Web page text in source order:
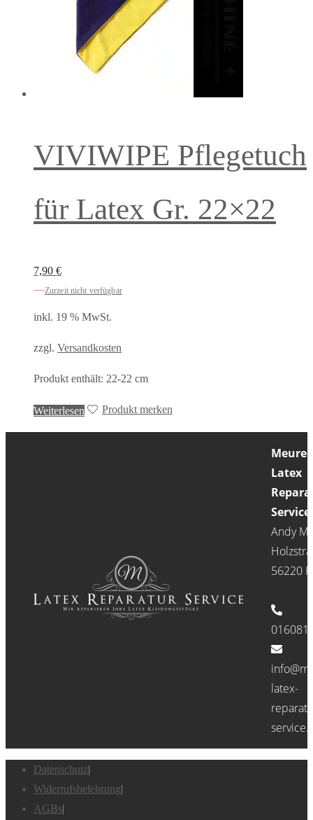
VIVIWIPE Pflegetuch
für Latex Gr. 22×22
7,90 €
Zurzeit nicht verfügbar
inkl. 19 % MwSt.
zzgl. Versandkosten
Produkt enthält: 22-22 cm
Weiterlesen Produkt merken
Latex
Service
Andy
56220
latex-
Datenschutz|
Widerrufsbelehrung|
AGBs|